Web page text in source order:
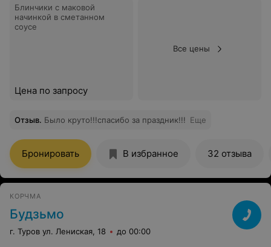
Блинчики с маковой
начинкой в сметанном
соусе
Цена по запросу
Все цены
Отзыв. Было круто!!!спасибо за праздник!!! Еще
Бронировать В избранное 32 отзыва
КОРЧМА
Будзьмо
г. Туров ул. Лениская, 18 до 00:00